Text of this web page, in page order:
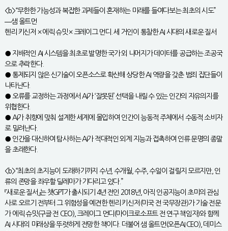
<b>“무한한 가능성과 복잡한 과제들이 혼재하는 미래를 들여다보는 최초의 시도”
―샘 올트먼
헨리 키신저 × 에릭 슈밋 × 크레이그 먼디. 세 거인이 통찰한 AI 시대의 새로운 질서
● 지배적인 AI 시스템을 최초로 발명한 국가 외 나머지가 데이터를 공급하는 조공국
으로 추락한다.
● 통제되지 않은 신기술이 오픈소스로 확산해 상당한 AI 역량을 갖춘 범죄 집단들이
나타난다.
● 오류를 교정하는 과정에서 AI가 ‘잘못된’ 선택을 내릴 수 있는 인간의 자유의지를
위협한다.
● AI가 취향에 맞춰 설계한 세계에 몰입하여 인간이 능동적 주체에서 수동적 소비자
로 밀려난다.
● 인간을 대신하여 탐사하는 AI가 적대적인 외계 지능과 접촉하여 인류 문명의 종말
을 초래한다.
<b>“최초의 초지능이 도래하기까지 수년, 수개월, 수주, 수일이 걸릴지 모르지만, 인
류의 존망을 좌우할 딜레마가 기다리고 있다.”
『새로운 질서』는 챗GPT가 출시되기 4년 전인 2018년, 아직 인공지능이 초미의 관심
사로 오르기 전부터 그 위험성을 예견한 헨리 키신저(미국 전 국무장관)가 기술 전문
가 에릭 슈밋(구글 전 CEO), 크레이그 먼디(마이크로소프트 전 연구 책임자)와 함께
AI 시대의 미래상을 뚜렷하게 전망한 책이다. 더불어 샘 올트먼(오픈AI CEO), 데미스